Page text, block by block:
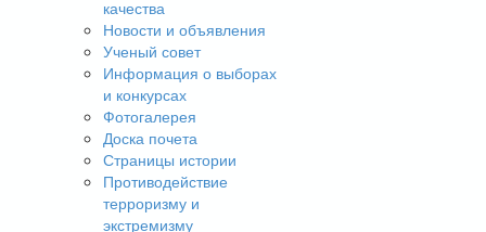
качества
Новости и объявления
Ученый совет
Информация о выборах
и конкурсах
Фотогалерея
Доска почета
Страницы истории
Противодействие
терроризму и
экстремизму